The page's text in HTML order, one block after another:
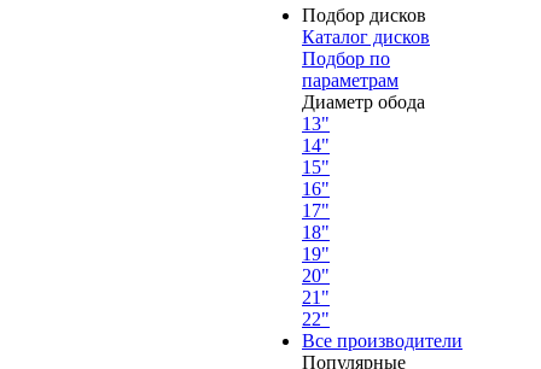
Подбор дисков
Каталог дисков
Подбор по
параметрам
Диаметр обода
13"
14"
15"
16"
17"
18"
19"
20"
21"
22"
Все производители
Популярные